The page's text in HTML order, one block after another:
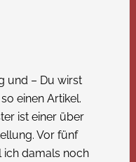
und – Du wirst
einen Artikel.
ist einer über
Vor fünf
ich damals noch